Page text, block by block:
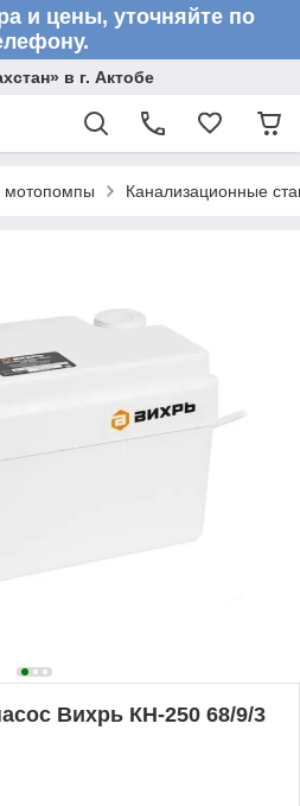
и цены, уточняйте по
в г. Актобе
мотопомпы Канализационные
Вихрь КН-250 68/9/3